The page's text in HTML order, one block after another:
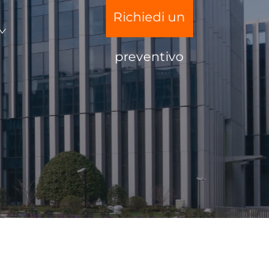
Richiedi un
preventivo